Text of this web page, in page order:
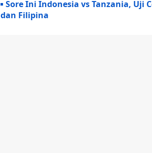
Sore Ini Indonesia vs Tanzania, Uji
dan Filipina